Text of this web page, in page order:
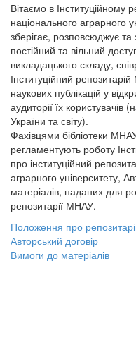
Вітаємо в Інституційному
національного аграрного
зберігає, розповсюджує
постійний та вільний
викладацького складу,
Інституційний
наукових публікацій у
аудиторії їх користувачів
України та світу).
Фахівцями бібліотеки
регламентують роботу
про інституційний
аграрного університету,
матеріалів, наданих для
репозитарії МНАУ.
Положення про
Авторський договір
Вимоги до матеріалів